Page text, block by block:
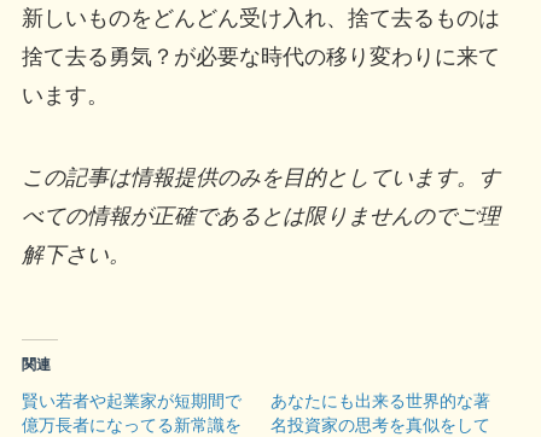
新しいものをどんどん受け入れ、捨て去るものは
捨て去る勇気？が必要な時代の移り変わりに来て
います。
この記事は情報提供のみを目的としています。す
べての情報が正確であるとは限りませんのでご理
解下さい。
関連
賢い若者や起業家が短期間で
億万長者になってる新常識を
あなたにも出来る世界的な著
名投資家の思考を真似をして